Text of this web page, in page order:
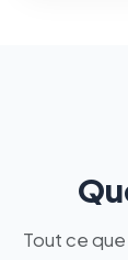
Tout ce